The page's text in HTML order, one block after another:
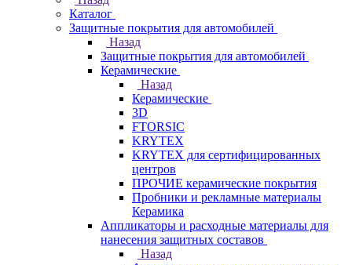
Каталог
Защитные покрытия для автомобилей
Назад
Защитные покрытия для автомобилей
Керамические
Назад
Керамические
3D
FTORSIC
KRYTEX
KRYTEX для сертифицированных
центров
ПРОЧИЕ керамические покрытия
Пробники и рекламные материалы
Керамика
Аппликаторы и расходные материалы для
нанесения защитных составов
Назад